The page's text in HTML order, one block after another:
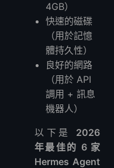
4GB）
快速的磁碟
（用於記憶
體持久性）
良好的網路
（用於 API
調用 + 訊息
機器人）
以下是 2026
年最佳的 6 家
Hermes Agent